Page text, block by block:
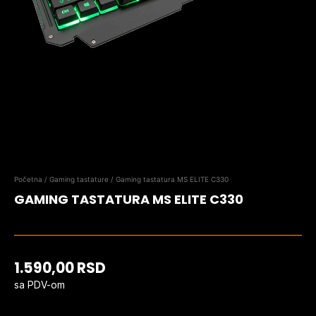
Početna / Gaming tastature / Gaming tastatura MS ELITE C330
GAMING TASTATURA MS ELITE C330
1.590,00RSD
sa PDV-om